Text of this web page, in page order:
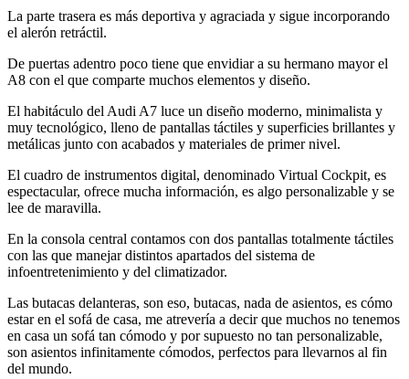
La parte trasera es más deportiva y agraciada y sigue incorporando
el alerón retráctil.
De puertas adentro poco tiene que envidiar a su hermano mayor el
A8 con el que comparte muchos elementos y diseño.
El habitáculo del Audi A7 luce un diseño moderno, minimalista y
muy tecnológico, lleno de pantallas táctiles y superficies brillantes y
metálicas junto con acabados y materiales de primer nivel.
El cuadro de instrumentos digital, denominado Virtual Cockpit, es
espectacular, ofrece mucha información, es algo personalizable y se
lee de maravilla.
En la consola central contamos con dos pantallas totalmente táctiles
con las que manejar distintos apartados del sistema de
infoentretenimiento y del climatizador.
Las butacas delanteras, son eso, butacas, nada de asientos, es cómo
estar en el sofá de casa, me atrevería a decir que muchos no tenemos
en casa un sofá tan cómodo y por supuesto no tan personalizable,
son asientos infinitamente cómodos, perfectos para llevarnos al fin
del mundo.